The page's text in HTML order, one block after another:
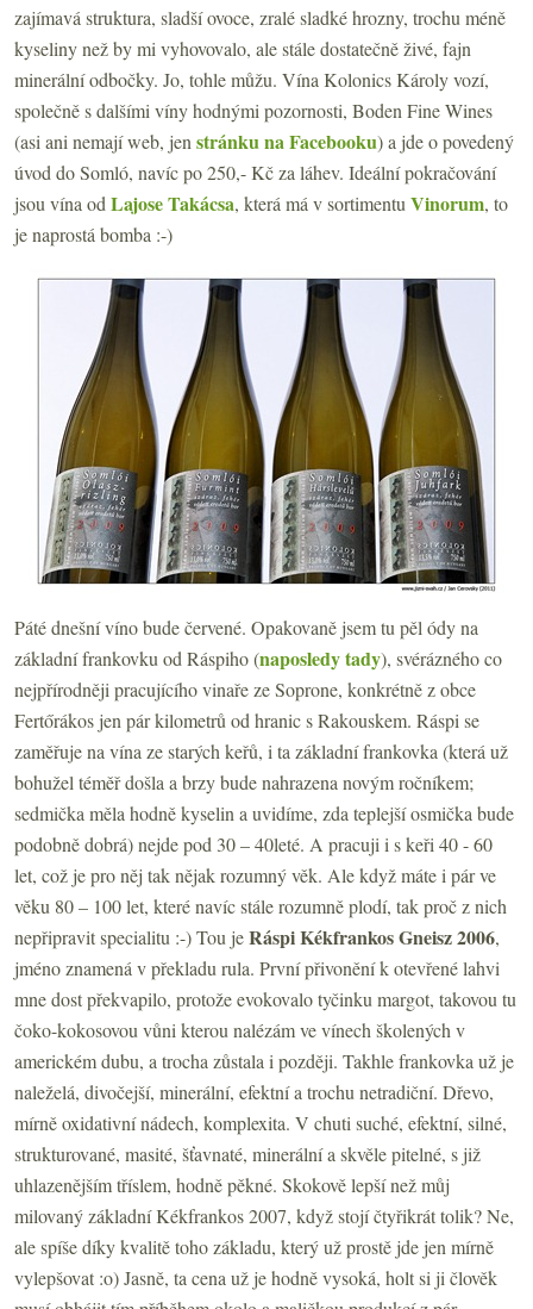
zajímavá struktura, sladší ovoce, zralé sladké hrozny, trochu méně
kyseliny než by mi vyhovovalo, ale stále dostatečně živé, fajn
minerální odbočky. Jo, tohle můžu. Vína Kolonics Károly vozí,
společně s dalšími víny hodnými pozornosti, Boden Fine Wines
(asi ani nemají web, jen stránku na Facebooku) a jde o povedený
úvod do Somló, navíc po 250,- Kč za láhev. Ideální pokračování
jsou vína od Lajose Takácsa, která má v sortimentu Vinorum, to
je naprostá bomba :-)
Páté dnešní víno bude červené. Opakovaně jsem tu pěl ódy na
základní frankovku od Ráspiho (naposledy tady), svérázného co
nejpřírodněji pracujícího vinaře ze Soprone, konkrétně z obce
Fertőrákos jen pár kilometrů od hranic s Rakouskem. Ráspi se
zaměřuje na vína ze starých keřů, i ta základní frankovka (která už
bohužel téměř došla a brzy bude nahrazena novým ročníkem;
sedmička měla hodně kyselin a uvidíme, zda teplejší osmička bude
podobně dobrá) nejde pod 30 – 40leté. A pracuji i s keři 40 - 60
let, což je pro něj tak nějak rozumný věk. Ale když máte i pár ve
věku 80 – 100 let, které navíc stále rozumně plodí, tak proč z nich
nepřipravit specialitu :-) Tou jeRáspi Kékfrankos Gneisz 2006,
jméno znamená v překladu rula. První přivonění k otevřené lahvi
mne dost překvapilo, protože evokovalo tyčinku margot, takovou tu
čoko-kokosovou vůni kterou nalézám ve vínech školených v
americkém dubu, a trocha zůstala i později. Takhle frankovka už je
naleželá, divočejší, minerální, efektní a trochu netradiční. Dřevo,
mírně oxidativní nádech, komplexita. V chuti suché, efektní, silné,
strukturované, masité, šťavnaté, minerální a skvěle pitelné, s již
uhlazenějším tříslem, hodně pěkné. Skokově lepší než můj
milovaný základní Kékfrankos 2007, když stojí čtyřikrát tolik? Ne,
ale spíše díky kvalitě toho základu, který už prostě jde jen mírně
vylepšovat :o) Jasně, ta cena už je hodně vysoká, holt si ji člověk